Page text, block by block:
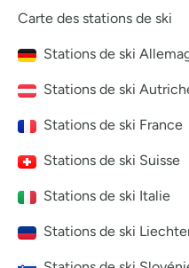
Carte des stations de ski
Stations de ski
Stations de ski
Stations de ski France
Stations de ski Suisse
Stations de ski Italie
Stations de ski